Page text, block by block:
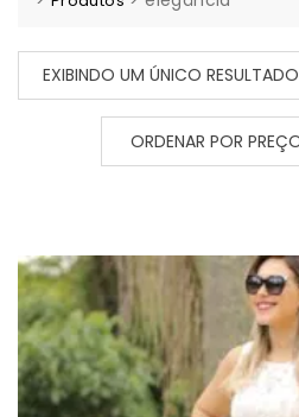
EXIBINDO UM ÚNICO RESULTADO